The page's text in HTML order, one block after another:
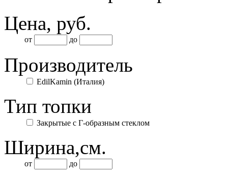
Цена, руб.
от до
Производитель
EdilKamin (Италия)
Тип топки
Закрытые с Г-образным стеклом
Ширина,см.
от до